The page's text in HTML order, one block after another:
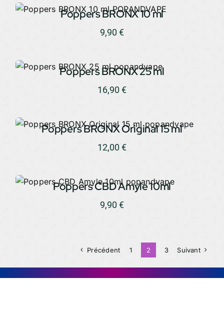
Poppers BRONX 10 ml
9,90 €
Poppers BRONX 25 ml
16,90 €
Poppers BRONX Original 15 ml
12,00 €
Poppers CBD Amyle 10ml
9,90 €
Précédent 1 2 3 Suivant